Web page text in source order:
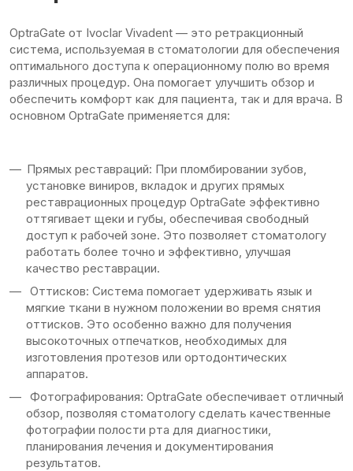
OptraGate от Ivoclar Vivadent — это ретракционный
система, используемая в стоматологии для обеспечения
оптимального доступа к операционному полю во время
различных процедур. Она помогает улучшить обзор и
обеспечить комфорт как для пациента, так и для врача. В
основном OptraGate применяется для:
Прямых реставраций: При пломбировании зубов,
установке виниров, вкладок и других прямых
реставрационных процедур OptraGate эффективно
оттягивает щеки и губы, обеспечивая свободный
доступ к рабочей зоне. Это позволяет стоматологу
работать более точно и эффективно, улучшая
качество реставрации.
Оттисков: Система помогает удерживать язык и
мягкие ткани в нужном положении во время снятия
оттисков. Это особенно важно для получения
высокоточных отпечатков, необходимых для
изготовления протезов или ортодонтических
аппаратов.
Фотографирования: OptraGate обеспечивает отличный
обзор, позволяя стоматологу сделать качественные
фотографии полости рта для диагностики,
планирования лечения и документирования
результатов.